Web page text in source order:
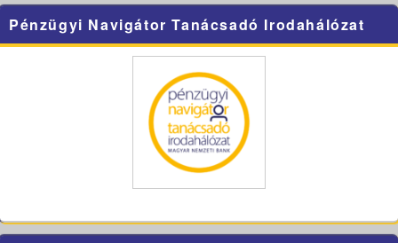
Pénzügyi Navigátor Tanácsadó Irodahálózat